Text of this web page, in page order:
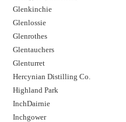
Glenkinchie
Glenlossie
Glenrothes
Glentauchers
Glenturret
Hercynian Distilling Co.
Highland Park
InchDairnie
Inchgower